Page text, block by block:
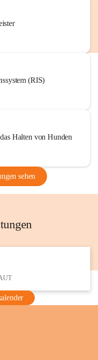
(RIS)
Halten von Hunden
sehen